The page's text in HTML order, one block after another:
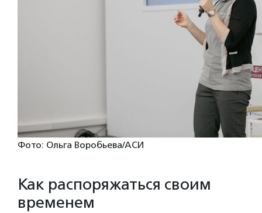
Фото: Ольга Воробьева/АСИ
Как распоряжаться своим
временем